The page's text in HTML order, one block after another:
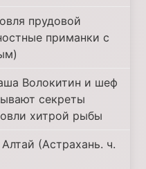
прудовой
приманки с
Волокитин и шеф
секреты
хитрой рыбы
(Астрахань. ч.